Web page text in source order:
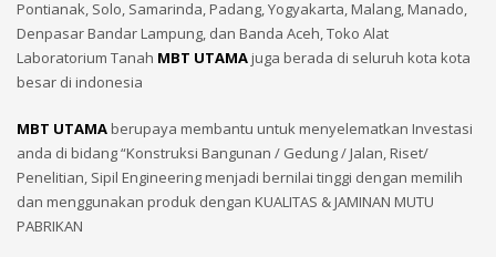
Pontianak, Solo, Samarinda, Padang, Yogyakarta, Malang, Manado,
Denpasar Bandar Lampung, dan Banda Aceh, Toko Alat
Laboratorium Tanah MBT UTAMAjuga berada di seluruh kota kota
besar di indonesia
MBT UTAMAberupaya membantu untuk menyelematkan Investasi
anda di bidang “Konstruksi Bangunan / Gedung / Jalan, Riset/
Penelitian, Sipil Engineering menjadi bernilai tinggi dengan memilih
dan menggunakan produk dengan KUALITAS & JAMINAN MUTU
PABRIKAN